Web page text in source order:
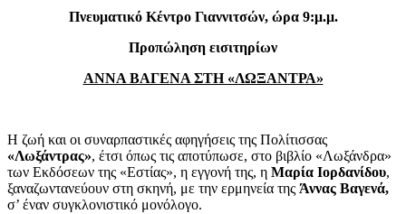
Πνευματικό Κέντρο Γιαννιτσών, ώρα 9:μ.μ.
Προπώληση εισιτηρίων
ΑΝΝΑ ΒΑΓΕΝΑ ΣΤΗ «ΛΩΞΑΝΤΡΑ»
Η ζωή και οι συναρπαστικές αφηγήσεις της Πολίτισσας
«Λωξάντρας», έτσι όπως τις αποτύπωσε, στο βιβλίο «Λωξάνδρα»
των Εκδόσεων της «Εστίας», η εγγονή της, η Μαρία Ιορδανίδου,
ξαναζωντανεύουν στη σκηνή, με την ερμηνεία της Άννας Βαγενά,
σ’ έναν συγκλονιστικό μονόλογο.